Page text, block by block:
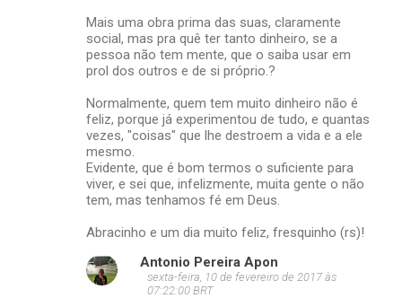
Mais uma obra prima das suas, claramente
social, mas pra quê ter tanto dinheiro, se a
pessoa não tem mente, que o saiba usar em
prol dos outros e de si próprio.?
Normalmente, quem tem muito dinheiro não é
feliz, porque já experimentou de tudo, e quantas
vezes, "coisas" que lhe destroem a vida e a ele
mesmo.
Evidente, que é bom termos o suficiente para
viver, e sei que, infelizmente, muita gente o não
tem, mas tenhamos fé em Deus.
Abracinho e um dia muito feliz, fresquinho (rs)!
Antonio Pereira Apon
sexta-feira, 10 de fevereiro de 2017 às
07:22:00 BRT